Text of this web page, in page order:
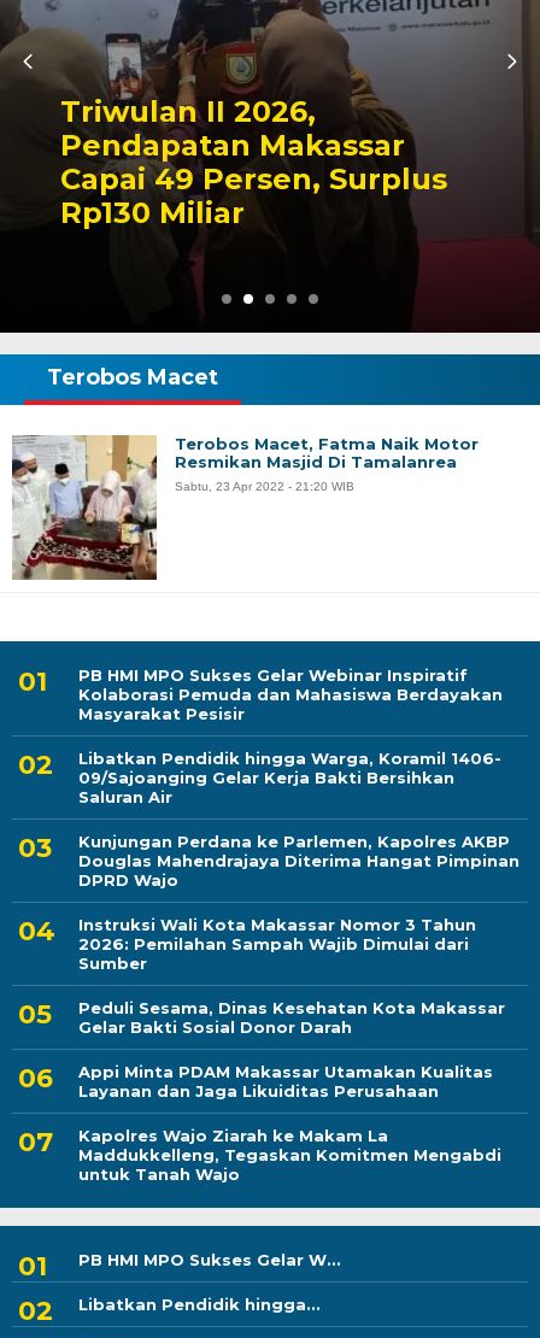
Kapolres Wajo Ziarah ke
Makam La Maddukkelleng,
Tegaskan Komitmen
Mengabdi untuk Tanah
Wajo
PB HMI MPO Sukses Gelar Webinar Inspiratif
Kolaborasi Pemuda dan Mahasiswa Berdayakan
Masyarakat Pesisir
Libatkan Pendidik hingga Warga, Koramil 1406-
09/Sajoanging Gelar Kerja Bakti Bersihkan
Saluran Air
Kunjungan Perdana ke Parlemen, Kapolres AKBP
Douglas Mahendrajaya Diterima Hangat Pimpinan
DPRD Wajo
Instruksi Wali Kota Makassar Nomor 3 Tahun
2026: Pemilahan Sampah Wajib Dimulai dari
Sumber
Peduli Sesama, Dinas Kesehatan Kota Makassar
Gelar Bakti Sosial Donor Darah
Appi Minta PDAM Makassar Utamakan Kualitas
Layanan dan Jaga Likuiditas Perusahaan
Kapolres Wajo Ziarah ke Makam La
Maddukkelleng, Tegaskan Komitmen Mengabdi
untuk Tanah Wajo
PB HMI MPO Sukses Gelar W...
Libatkan Pendidik hingga...
Terobos Macet
Terobos Macet, Fatma Naik Motor
Resmikan Masjid Di Tamalanrea
Sabtu, 23 Apr 2022 - 21:20 WIB